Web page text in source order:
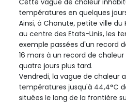
températures en quelques
Ainsi, à Chanute, petite ville du
au centre des Etats-Unis, les
exemple passées d'un record
16 mars à un record de chaleur
quatre jours plus tard.
Vendredi, la vague de chaleur
températures jusqu'à 44,4°C
situées le long de la frontière